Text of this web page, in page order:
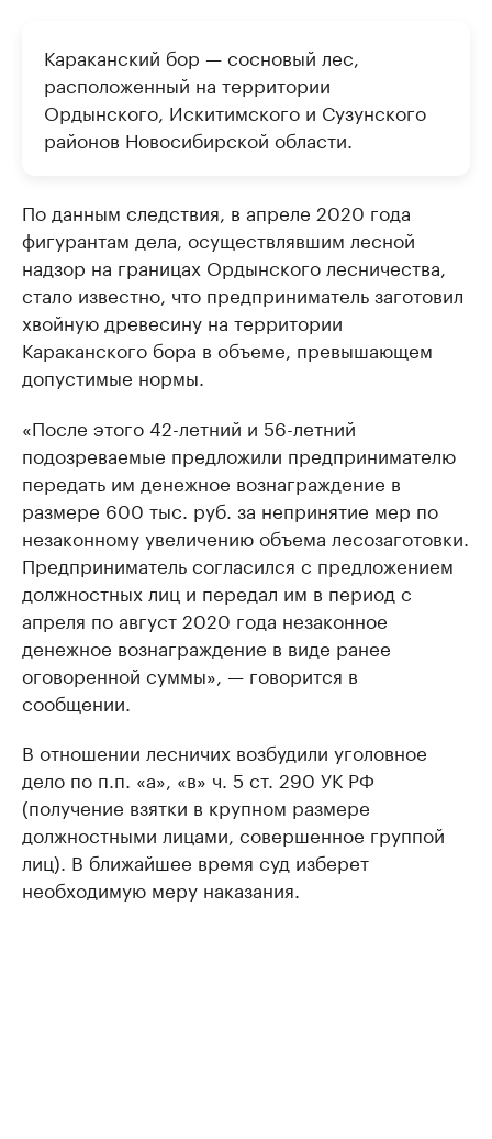
Караканский бор — сосновый лес,
расположенный на территории
Ордынского, Искитимского и Сузунского
районов Новосибирской области.
По данным следствия, в апреле 2020 года
фигурантам дела, осуществлявшим лесной
надзор на границах Ордынского лесничества,
стало известно, что предприниматель заготовил
хвойную древесину на территории
Караканского бора в объеме, превышающем
допустимые нормы.
«После этого 42-летний и 56-летний
подозреваемые предложили предпринимателю
передать им денежное вознаграждение в
размере 600 тыс. руб. за непринятие мер по
незаконному увеличению объема лесозаготовки.
Предприниматель согласился с предложением
должностных лиц и передал им в период с
апреля по август 2020 года незаконное
денежное вознаграждение в виде ранее
оговоренной суммы», — говорится в
сообщении.
В отношении лесничих возбудили уголовное
дело по п.п. «а», «в» ч. 5 ст. 290 УК РФ
(получение взятки в крупном размере
должностными лицами, совершенное группой
лиц). В ближайшее время суд изберет
необходимую меру наказания.